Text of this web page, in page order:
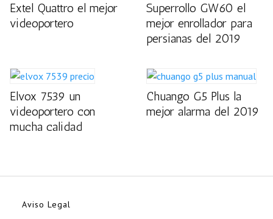
Extel Quattro el mejor
videoportero
Superrollo GW60 el
mejor enrollador para
persianas del 2019
Elvox 7539 un
videoportero con
mucha calidad
Chuango G5 Plus la
mejor alarma del 2019
Aviso Legal